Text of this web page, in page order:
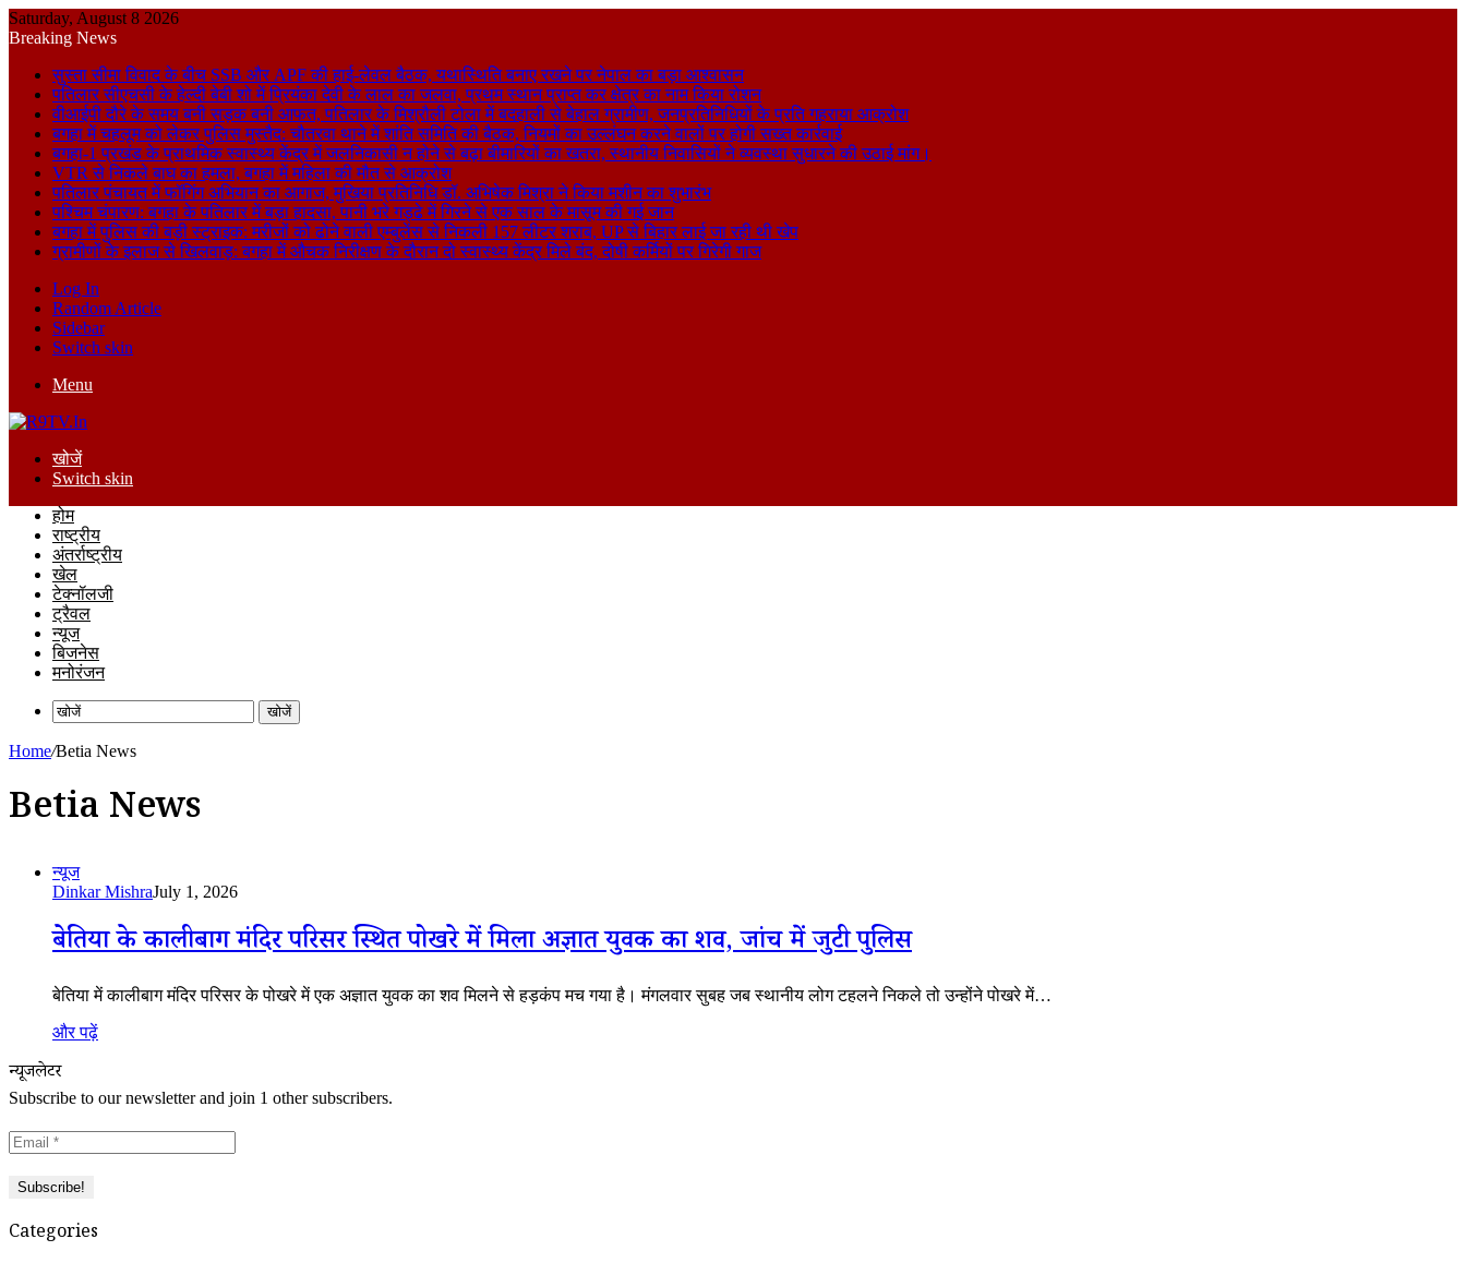
Saturday, August 8 2026
Breaking News
सुस्ता सीमा विवाद के बीच SSB और APF की हाई-लेवल बैठक, यथास्थिति बनाए रखने पर नेपाल का बड़ा आश्वासन
पतिलार सीएचसी के हेल्दी बेबी शो में प्रियंका देवी के लाल का जलवा, प्रथम स्थान प्राप्त कर क्षेत्र का नाम किया रोशन
वीआईपी दौरे के समय बनी सड़क बनी आफत, पतिलार के मिश्रौली टोला में बदहाली से बेहाल ग्रामीण, जनप्रतिनिधियों के प्रति गहराया आक्रोश
बगहा में चहलूम को लेकर पुलिस मुस्तैद: चौतरवा थाने में शांति समिति की बैठक, नियमों का उल्लंघन करने वालों पर होगी सख्त कार्रवाई
बगहा-1 प्रखंड के प्राथमिक स्वास्थ्य केंद्र में जलनिकासी न होने से बढ़ा बीमारियों का खतरा, स्थानीय निवासियों ने व्यवस्था सुधारने की उठाई मांग।
VTR से निकले बाघ का हमला, बगहा में महिला की मौत से आक्रोश
पतिलार पंचायत में फॉगिंग अभियान का आगाज, मुखिया प्रतिनिधि डॉ. अभिषेक मिश्रा ने किया मशीन का शुभारंभ
पश्चिम चंपारण: बगहा के पतिलार में बड़ा हादसा, पानी भरे गड्ढे में गिरने से एक साल के मासूम की गई जान
बगहा में पुलिस की बड़ी स्ट्राइक: मरीजों को ढोने वाली एम्बुलेंस से निकली 157 लीटर शराब, UP से बिहार लाई जा रही थी खेप
ग्रामीणों के इलाज से खिलवाड़: बगहा में औचक निरीक्षण के दौरान दो स्वास्थ्य केंद्र मिले बंद, दोषी कर्मियों पर गिरेगी गाज
Log In
Random Article
Sidebar
Switch skin
Menu
खोजें
Switch skin
होम
राष्ट्रीय
अंतर्राष्ट्रीय
खेल
टेक्नॉलजी
ट्रैवल
न्यूज
बिजनेस
मनोरंजन
खोजें
Home/Betia News
Betia News
न्यूज
Dinkar MishraJuly 1, 2026
बेतिया के कालीबाग मंदिर परिसर स्थित पोखरे में मिला अज्ञात युवक का शव, जांच में जुटी पुलिस
बेतिया में कालीबाग मंदिर परिसर के पोखरे में एक अज्ञात युवक का शव मिलने से हड़कंप मच गया है। मंगलवार सुबह जब स्थानीय लोग टहलने निकले तो उन्होंने पोखरे में…
और पढ़ें
न्यूजलेटर
Subscribe to our newsletter and join 1 other subscribers.
Categories